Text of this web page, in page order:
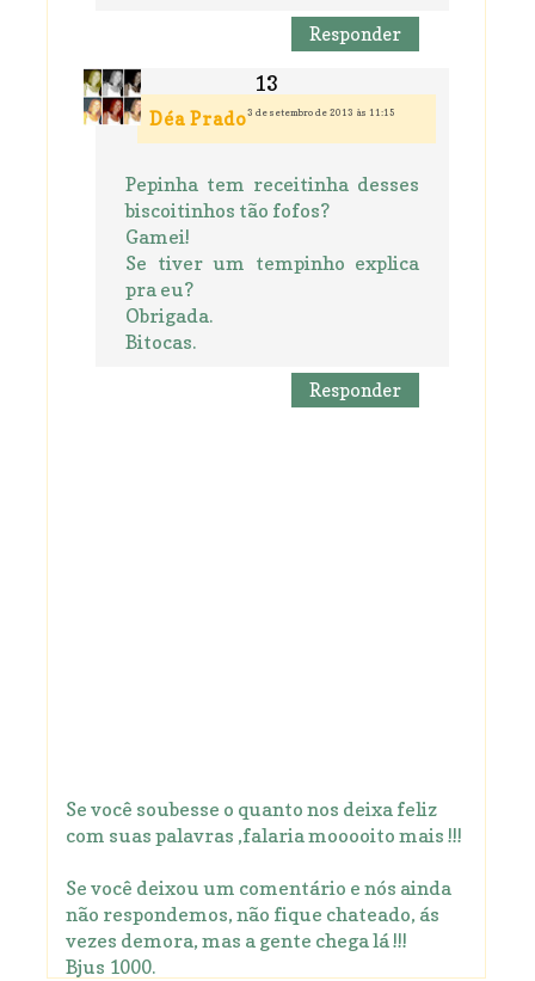
Responder
Déa Prado3 de setembro de 2013 às 11:15
Pepinha tem receitinha desses
biscoitinhos tão fofos?
Gamei!
Se tiver um tempinho explica
pra eu?
Obrigada.
Bitocas.
Responder
Se você soubesse o quanto nos deixa feliz
com suas palavras ,falaria mooooito mais !!!
Se você deixou um comentário e nós ainda
não respondemos, não fique chateado, ás
vezes demora, mas a gente chega lá !!!
Bjus 1000.